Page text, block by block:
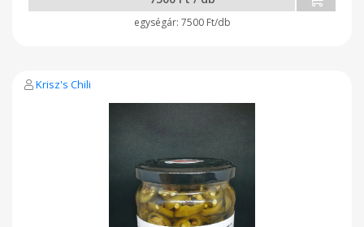
7500 Ft/db
Krisz's Chili